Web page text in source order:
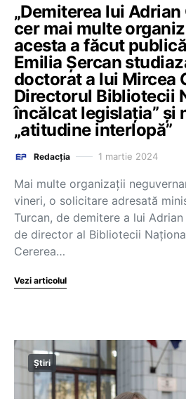
„Demiterea lui Adrian
cer mai multe
acesta a făcut
Emilia Șercan
doctorat a lui Mircea
Directorul Bibliotecii
încălcat legislația” și
„atitudine interlopă”
Redacția 1 martie 2024
Mai multe organizații
vineri, o solicitare adresată
Turcan, de demitere a lui
de director al Bibliotecii
Cererea…
Vezi articolul
Știri